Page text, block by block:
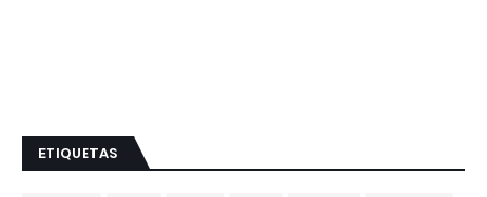
ETIQUETAS